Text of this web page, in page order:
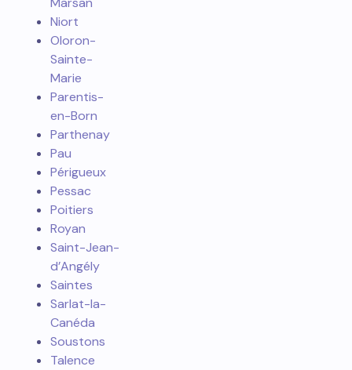
Niort
Oloron-
Sainte-
Marie
Parentis-
en-Born
Parthenay
Pau
Périgueux
Pessac
Poitiers
Royan
Saint-Jean-
d’Angély
Saintes
Sarlat-la-
Canéda
Soustons
Talence